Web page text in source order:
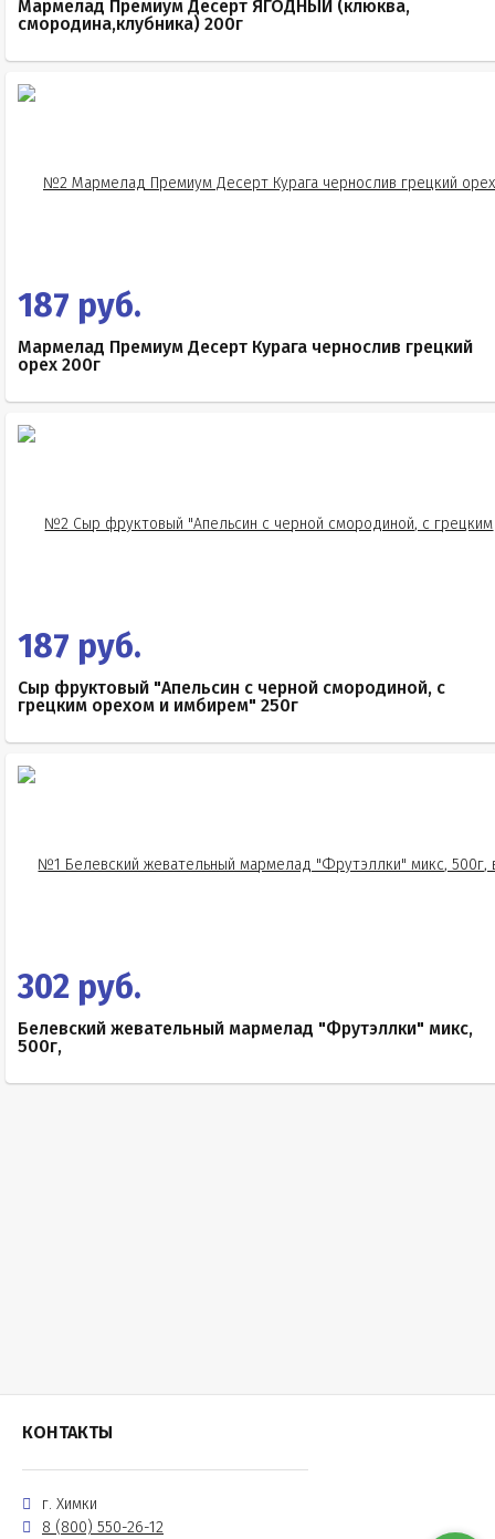
Мармелад Премиум Десерт ЯГОДНЫЙ (клюква,
смородина,клубника) 200г
187 руб.
Мармелад Премиум Десерт Курага чернослив грецкий
орех 200г
187 руб.
Сыр фруктовый "Апельсин с черной смородиной, с
грецким орехом и имбирем" 250г
302 руб.
Белевский жевательный мармелад "Фрутэллки" микс,
500г,
КОНТАКТЫ
г. Химки
8 (800) 550-26-12